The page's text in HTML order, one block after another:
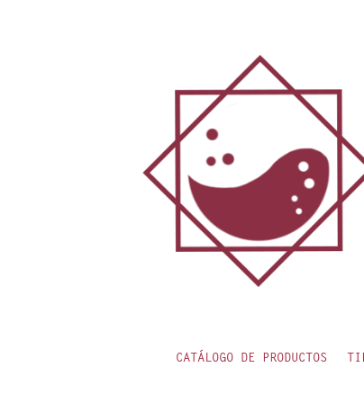
CATÁLOGO DE PRODUCTOS